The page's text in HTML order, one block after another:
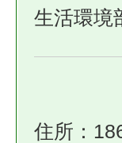
生活環境
住所：